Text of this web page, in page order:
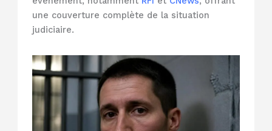
une couverture complète de la situation
judiciaire.